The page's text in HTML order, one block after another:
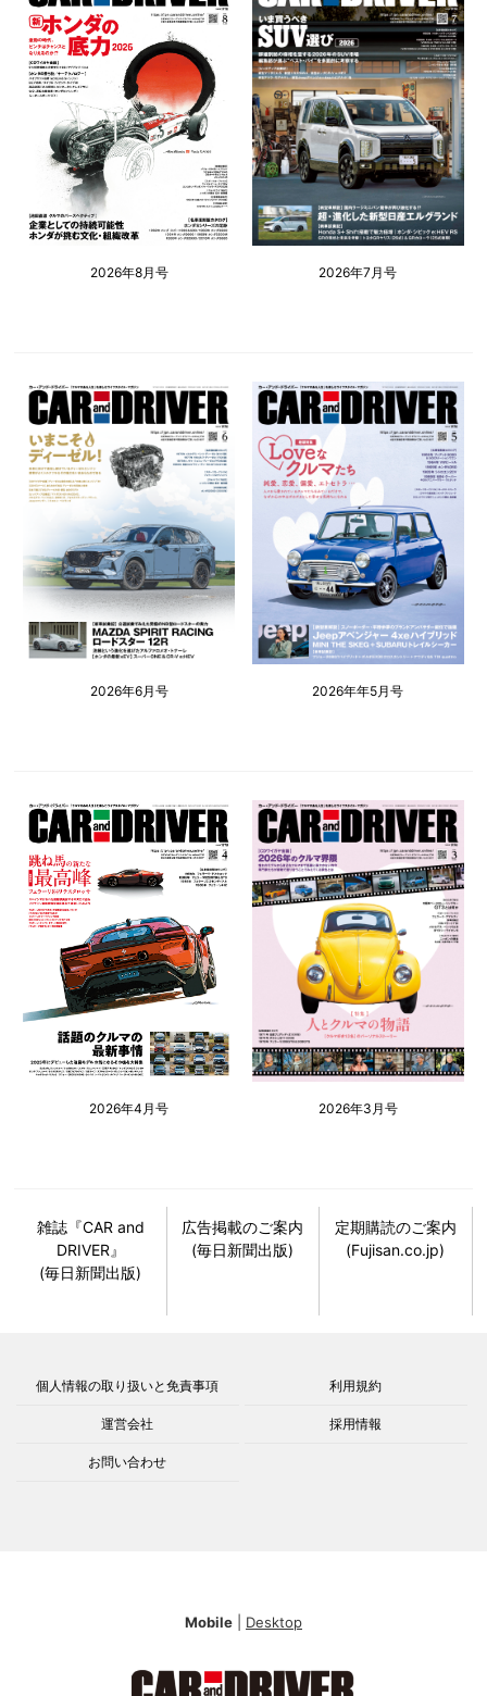
2026年8月号 2026年7月号
2026年6月号 2026年年5月号
2026年4月号 2026年3月号
雑誌『CAR and
DRIVER』
(毎日新聞出版)
広告掲載のご案内
(毎日新聞出版)
定期購読のご案内
(Fujisan.co.jp)
個人情報の取り扱いと免責事項 利用規約
運営会社 採用情報
お問い合わせ
Mobile Desktop